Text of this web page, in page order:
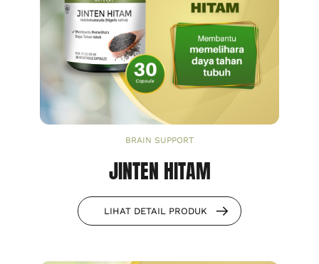
BRAIN SUPPORT
JINTEN HITAM
LIHAT DETAIL PRODUK